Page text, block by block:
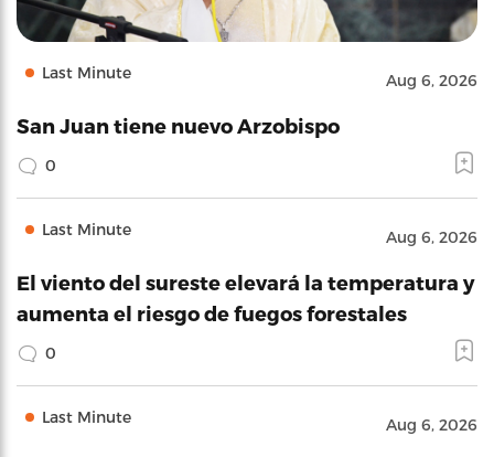
Last Minute Aug 6, 2026
San Juan tiene nuevo Arzobispo
0
Last Minute Aug 6, 2026
El viento del sureste elevará la temperatura y
aumenta el riesgo de fuegos forestales
0
Last Minute Aug 6, 2026